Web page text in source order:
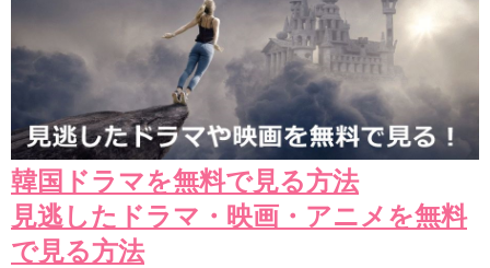
Yoo Seung Ho x Business trip to the U.S. with The Last Humanity
(Highlight) #유승호 #ユスンホ NEW!
【特別無料公開】『30だけど17です』第1話 │ ヤン・セジョン×シ
ン・ヘソン共演！癒し系ラブコメ♡ │ アジアプレミアムで全話配信中！
mistress 4월28일 [미스트리스] OCN 뉴 토일드라마가 시작된다!
180428 EP.0 NEW!
「キム秘書がなぜそうか」2PM チャンソン、ピョ・イェジンの告白
を断る Big News TV NEW!
「違う（ちがう）・異なる」を韓国語では？「다르다（タルダ）」
の意味・使い方について
について
「退屈だ・暇だ」を韓国語では？「심심하다（シムシマダ）」の意
味・使い方について
韓国ドラマを無料で見る方法
見逃したドラマ・映画・アニメを無料
で見る方法